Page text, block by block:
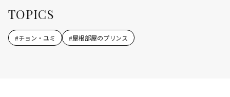
TOPICS
#チョン・ユミ #屋根部屋のプリンス